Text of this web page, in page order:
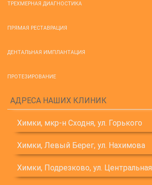
ТРЕХМЕРНАЯ ДИАГНОСТИКА
ПРЯМАЯ РЕСТАВРАЦИЯ
ДЕНТАЛЬНАЯ ИМПЛАНТАЦИЯ
ПРОТЕЗИРОВАНИЕ
АДРЕСА НАШИХ КЛИНИК
Химки, мкр-н Сходня, ул. Горького
Химки, Левый Берег, ул. Нахимова
Химки, Подрезково, ул. Центральная